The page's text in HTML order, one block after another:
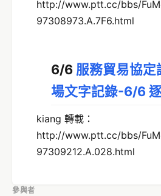
http://www.ptt.cc/bbs/
97308973.A.7F6.html
6/6 服務貿易協定
場文字記錄-6/6
kiang 轉載：
http://www.ptt.cc/bbs/
97309212.A.028.html
參與者